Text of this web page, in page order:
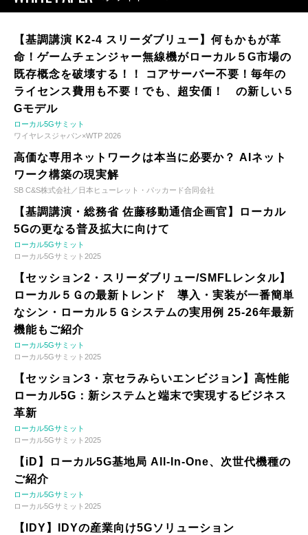
【基調講演 K2-4 スリーダブリュー】何もかもが革
命！ゲームチェンジャー無線機がローカル５G市場の
既存概念を破壊する！！ コアサーバー不要！毎年の
ライセンス費用も不要！でも、超安価！ の新しい５
Gモデル
ローカル5Gサミット
ワイヤレスジャパン×WTP 2026
高価な専用ネットワークは本当に必要か？ AIネット
ワーク構築の現実解
SB C&S株式会社／日本ヒューレット・パッカード合同会社
【基調講演・総務省 佐藤移動通信企画官】ローカル
5Gの更なる普及拡大に向けて
ローカル5Gサミット
ローカル5Gサミット2025
【セッション2・スリーダブリュー/SMFLレンタル】
ローカル５Ｇの最新トレンド 導入・実装が一番簡単
なシン・ローカル５Ｇシステムの実用例 25-26年最新
機能もご紹介
ローカル5Gサミット
ローカル5Gサミット2025
【セッション3・京セラみらいエンビジョン】高性能
ローカル5G：新システムと端末で実現するビジネス
革新
ローカル5Gサミット
ローカル5Gサミット2025
【iD】ローカル5G基地局 All-In-One、次世代機種の
ご紹介
ローカル5Gサミット
ローカル5Gサミット2025
【IDY】IDYの産業向け5Gソリューション